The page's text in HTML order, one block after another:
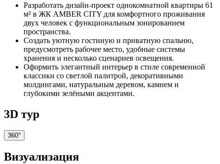
Разработать дизайн-проект однокомнатной квартиры 61
м² в ЖК AMBER CITY для комфортного проживания
двух человек с функциональным зонированием
пространства.
Создать уютную гостиную и приватную спальню,
предусмотреть рабочее место, удобные системы
хранения и несколько сценариев освещения.
Оформить элегантный интерьер в стиле современной
классики со светлой палитрой, декоративными
молдингами, натуральным деревом, камнем и
глубокими зелёными акцентами.
3D тур
360°
Визуализация